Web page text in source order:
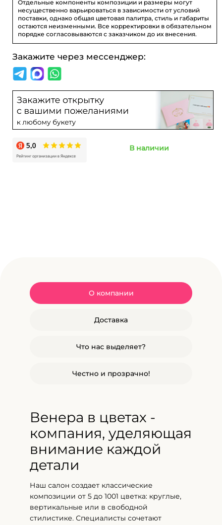
Отдельные компоненты композиции и размеры могут
несущественно варьироваться в зависимости от условий
поставки, однако общая цветовая палитра, стиль и габариты
остаются неизменными. Все корректировки в обязательном
порядке согласовываются с заказчиком до их внесения.
Закажите через мессенджер:
В наличии
О компании
Доставка
Что нас выделяет?
Честно и прозрачно!
Венера в цветах -
компания, уделяющая
внимание каждой
детали
Наш салон создает классические
композиции от 5 до 1001 цветка: круглые,
вертикальные или в свободной
стилистике. Специалисты сочетают